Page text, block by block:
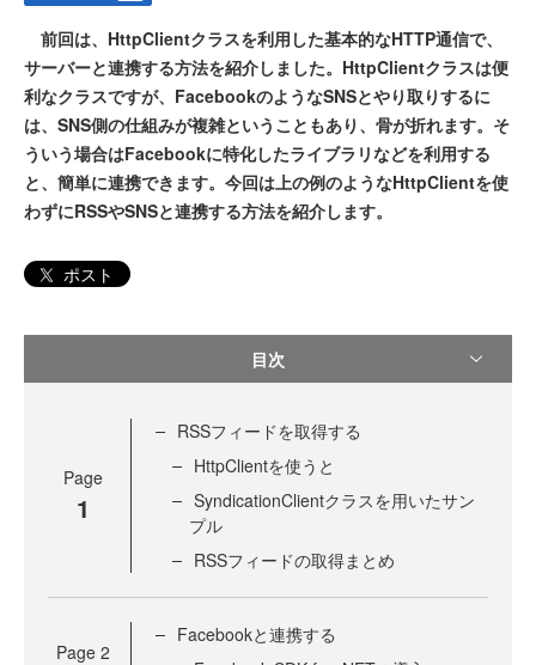
前回は、HttpClientクラスを利用した基本的なHTTP通信で、
サーバーと連携する方法を紹介しました。HttpClientクラスは便
利なクラスですが、FacebookのようなSNSとやり取りするに
は、SNS側の仕組みが複雑ということもあり、骨が折れます。そ
ういう場合はFacebookに特化したライブラリなどを利用する
と、簡単に連携できます。今回は上の例のようなHttpClientを使
わずにRSSやSNSと連携する方法を紹介します。
ポスト
目次
Page
1
RSSフィードを取得する
HttpClientを使うと
SyndicationClientクラスを用いたサン
プル
RSSフィードの取得まとめ
Page 2
Facebookと連携する